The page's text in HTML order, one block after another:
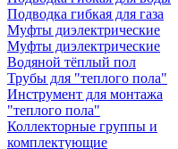
Подводка гибкая для газа
Муфты диэлектрические
Муфты диэлектрические
Водяной тёплый пол
Трубы для "теплого пола"
Инструмент для монтажа
"теплого пола"
Коллекторные группы и
комплектующие